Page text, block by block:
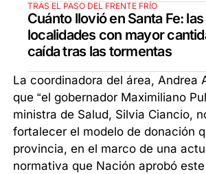
TRAS EL PASO DEL FRENTE FRÍO
Cuánto llovió en Santa Fe: las
localidades con mayor
caída tras las tormentas
La coordinadora del área, Andrea
que “el gobernador Maximiliano
ministra de Salud, Silvia Ciancio,
fortalecer el modelo de donación
provincia, en el marco de una
normativa que Nación aprobó